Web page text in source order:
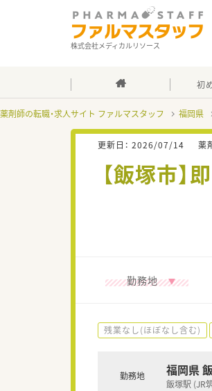
株式会社メディカルリソース
初
薬剤師の転職・求人サイト ファルマスタッフ 福岡県
更新日： 2026/07/14 薬
【飯塚市
勤務地
残業なし(ほぼなし含む)
勤務地 福岡県
飯塚駅 (JR